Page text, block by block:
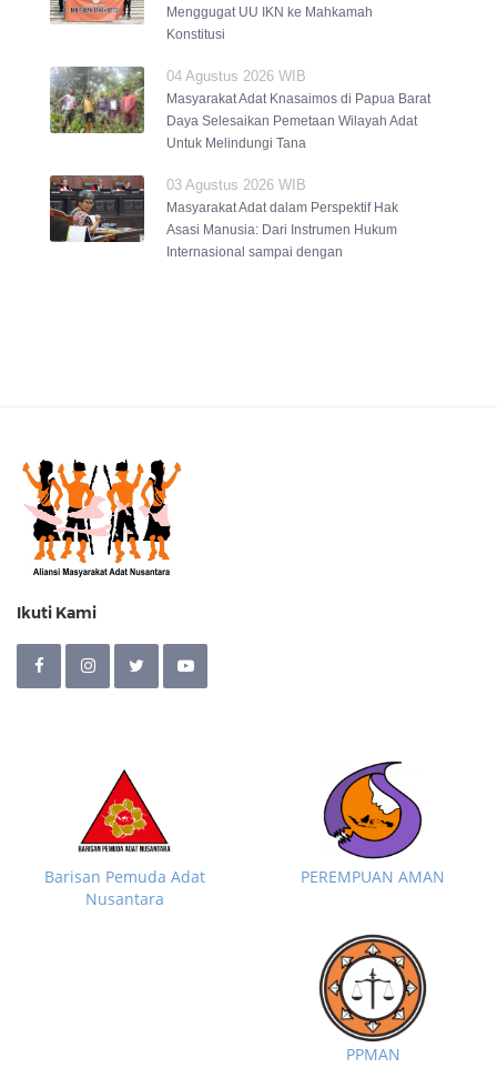
Menggugat UU IKN ke Mahkamah
Konstitusi
04 Agustus 2026 WIB
Masyarakat Adat Knasaimos di Papua Barat
Daya Selesaikan Pemetaan Wilayah Adat
Untuk Melindungi Tana
03 Agustus 2026 WIB
Masyarakat Adat dalam Perspektif Hak
Asasi Manusia: Dari Instrumen Hukum
Internasional sampai dengan
Ikuti Kami
Barisan Pemuda Adat
Nusantara
PEREMPUAN AMAN
PPMAN